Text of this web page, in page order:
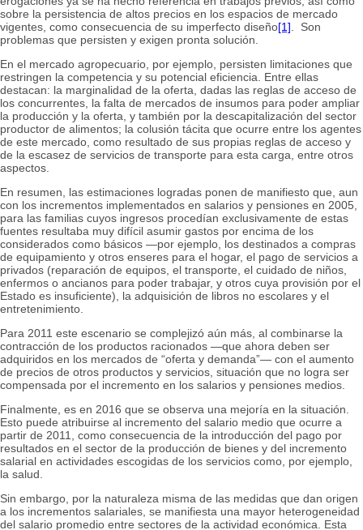
sobre la persistencia de altos precios en los espacios de mercado
vigentes, como consecuencia de su imperfecto diseño[1] . Son
problemas que persisten y exigen pronta solución.
En el mercado agropecuario, por ejemplo, persisten limitaciones que
restringen la competencia y su potencial eficiencia. Entre ellas
destacan: la marginalidad de la oferta, dadas las reglas de acceso de
los concurrentes, la falta de mercados de insumos para poder ampliar
la producción y la oferta, y también por la descapitalización del sector
productor de alimentos; la colusión tácita que ocurre entre los agentes
de este mercado, como resultado de sus propias reglas de acceso y
de la escasez de servicios de transporte para esta carga, entre otros
aspectos.
En resumen, las estimaciones logradas ponen de manifiesto que, aun
con los incrementos implementados en salarios y pensiones en 2005,
para las familias cuyos ingresos procedían exclusivamente de estas
fuentes resultaba muy difícil asumir gastos por encima de los
considerados como básicos ―por ejemplo, los destinados a compras
de equipamiento y otros enseres para el hogar, el pago de servicios a
privados (reparación de equipos, el transporte, el cuidado de niños,
enfermos o ancianos para poder trabajar, y otros cuya provisión por el
Estado es insuficiente), la adquisición de libros no escolares y el
entretenimiento.
Para 2011 este escenario se complejizó aún más, al combinarse la
contracción de los productos racionados —que ahora deben ser
adquiridos en los mercados de “oferta y demanda”— con el aumento
de precios de otros productos y servicios, situación que no logra ser
compensada por el incremento en los salarios y pensiones medios.
Finalmente, es en 2016 que se observa una mejoría en la situación.
Esto puede atribuirse al incremento del salario medio que ocurre a
partir de 2011, como consecuencia de la introducción del pago por
resultados en el sector de la producción de bienes y del incremento
salarial en actividades escogidas de los servicios como, por ejemplo,
la salud.
Sin embargo, por la naturaleza misma de las medidas que dan origen
a los incrementos salariales, se manifiesta una mayor heterogeneidad
del salario promedio entre sectores de la actividad económica. Esta